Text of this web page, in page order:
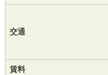
交通
賃料